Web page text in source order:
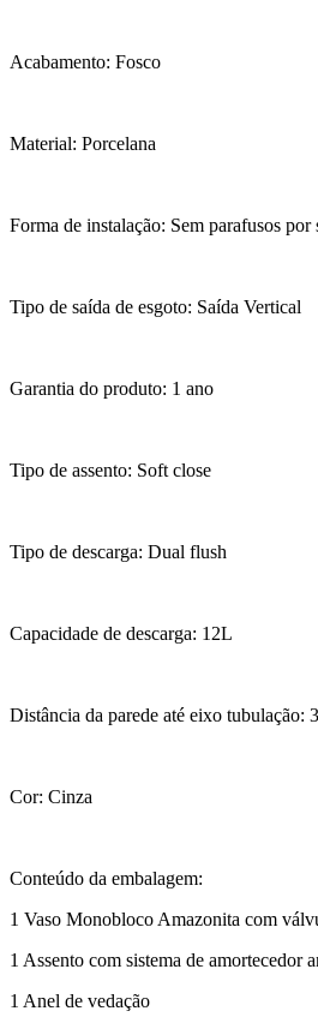
Acabamento: Fosco
Material: Porcelana
Forma de instalação: Sem parafusos
Tipo de saída de esgoto: Saída Vertical
Garantia do produto: 1 ano
Tipo de assento: Soft close
Tipo de descarga: Dual flush
Capacidade de descarga: 12L
Distância da parede até eixo tubulação:
Cor: Cinza
Conteúdo da embalagem:
1 Vaso Monobloco Amazonita com
1 Assento com sistema de amortecedor
1 Anel de vedação